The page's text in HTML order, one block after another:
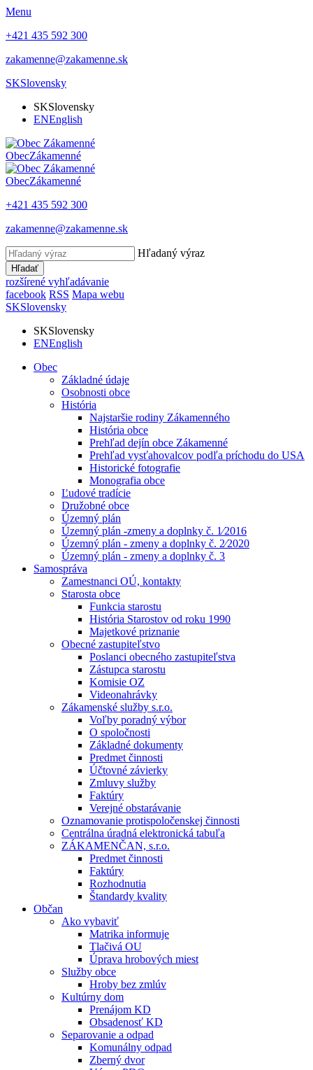
Menu
+421 435 592 300
zakamenne@zakamenne.sk
SKSlovensky
SKSlovensky
ENEnglish
ObecZákamenné
ObecZákamenné
+421 435 592 300
zakamenne@zakamenne.sk
Hľadaný výraz
Hľadať
rozšírené vyhľadávanie
facebook RSS Mapa webu
SKSlovensky
SKSlovensky
ENEnglish
Obec
Základné údaje
Osobnosti obce
História
Najstaršie rodiny Zákamenného
História obce
Prehľad dejín obce Zákamenné
Prehľad vysťahovalcov podľa príchodu do USA
Historické fotografie
Monografia obce
Ľudové tradície
Družobné obce
Územný plán
Územný plán -zmeny a doplnky č. 1⁄2016
Územný plán - zmeny a doplnky č. 2⁄2020
Územný plán - zmeny a doplnky č. 3
Samospráva
Zamestnanci OÚ, kontakty
Starosta obce
Funkcia starostu
História Starostov od roku 1990
Majetkové priznanie
Obecné zastupiteľstvo
Poslanci obecného zastupiteľstva
Zástupca starostu
Komisie OZ
Videonahrávky
Zákamenské služby s.r.o.
Voľby poradný výbor
O spoločnosti
Základné dokumenty
Predmet činnosti
Účtovné závierky
Zmluvy služby
Faktúry
Verejné obstarávanie
Oznamovanie protispoločenskej činnosti
Centrálna úradná elektronická tabuľa
ZÁKAMENČAN, s.r.o.
Predmet činnosti
Faktúry
Rozhodnutia
Štandardy kvality
Občan
Ako vybaviť
Matrika informuje
Tlačivá OU
Úprava hrobových miest
Služby obce
Hroby bez zmlúv
Kultúrny dom
Prenájom KD
Obsadenosť KD
Separovanie a odpad
Komunálny odpad
Zberný dvor